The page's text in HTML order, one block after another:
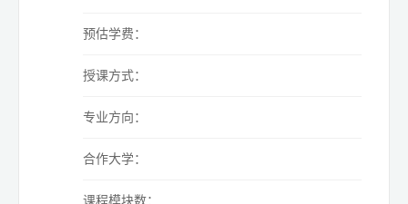
预估学费：
授课方式：
专业方向：
合作大学：
课程模块数：